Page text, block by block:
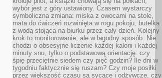
wybór jest z góry ustawiony. Czasem wystarczy
symboliczna zmiana: miska z owocami na stole,
mata do ćwiczeń rozwinięta w rogu pokoju, butelka
z wodą stojąca na biurku przez cały dzień. Kolejny
krok to monitorowanie, ale w łagodny sposób. Nie
chodzi o obsesyjne liczenie każdej kalorii i każdej
minuty snu, tylko o podstawową orientację: czy
śpię przeciętnie siedem czy pięć godzin? Ile dni w
tygodniu faktycznie się ruszam? Czy moje posiłki
przez większość czasu są sycące i odżywcze, czy